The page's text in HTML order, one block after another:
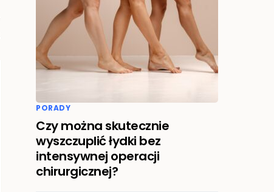
PORADY
Czy można skutecznie
wyszczuplić łydki bez
intensywnej operacji
chirurgicznej?